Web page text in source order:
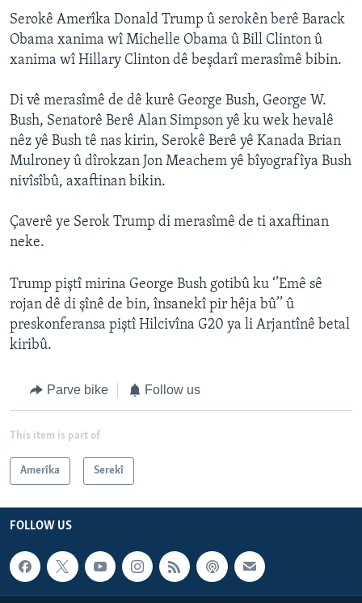
Serokê Amerîka Donald Trump û serokên berê Barack
Obama xanima wî Michelle Obama û Bill Clinton û
xanima wî Hillary Clinton dê beşdarî merasîmê bibin.
Di vê merasîmê de dê kurê George Bush, George W.
Bush, Senatorê Berê Alan Simpson yê ku wek hevalê
nêz yê Bush tê nas kirin, Serokê Berê yê Kanada Brian
Mulroney û dîrokzan Jon Meachem yê bîyografîya Bush
nivîsîbû, axaftinan bikin.
Çaverê ye Serok Trump di merasîmê de ti axaftinan
neke.
Trump piştî mirina George Bush gotibû ku ‘’Emê sê
rojan dê di şînê de bin, însanekî pir hêja bû’’ û
preskonferansa piştî Hilcivîna G20 ya li Arjantînê betal
kiribû.
Parve bike Follow us
This item is part of
Amerîka Serekî
FOLLOW US